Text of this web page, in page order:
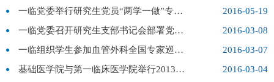
一临党委举行研究生党员“两学一做”专题党课
2016-05-19
一临党委召开研究生支部书记会部署党建工作
2016-03-08
一临组织学生参加血管外科全国专家巡讲会
2016-03-07
基础医学院与第一临床医学院举行2013级学生交接大会
2016-03-04